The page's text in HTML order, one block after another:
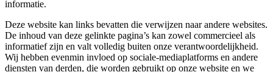
informatie.
Deze website kan links bevatten die verwijzen naar andere websites.
De inhoud van deze gelinkte pagina’s kan zowel commercieel als
informatief zijn en valt volledig buiten onze verantwoordelijkheid.
Wij hebben evenmin invloed op sociale-mediaplatforms en andere
diensten van derden, die worden gebruikt op onze website en we